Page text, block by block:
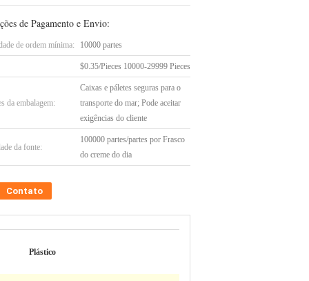
de Pagamento e Envio:
de ordem mínima: 10000 partes
$0.35/Pieces 10000-29999 Pieces
da embalagem:
Caixas e páletes seguras para o
transporte do mar; Pode aceitar
exigências do cliente
da fonte:
100000 partes/partes por Frasco
do creme do dia
Contato
Plástico